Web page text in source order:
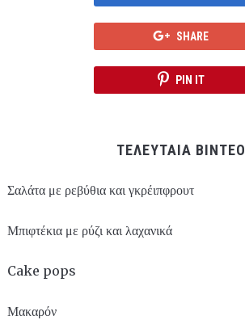
SHARE
PIN IT
ΤΕΛΕΥΤΑΙΑ ΒΙΝΤΕΟ
Σαλάτα με ρεβύθια και γκρέιπφρουτ
Μπιφτέκια με ρύζι και λαχανικά
Cake pops
Μακαρόν